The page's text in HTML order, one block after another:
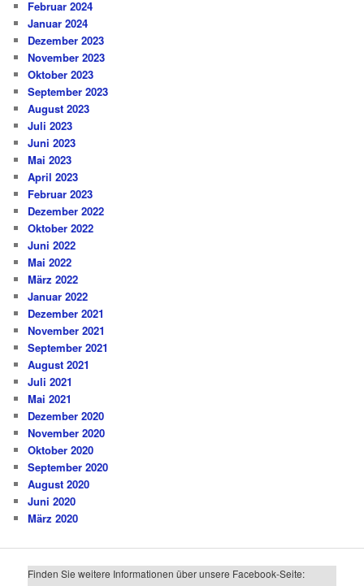
Februar 2024
Januar 2024
Dezember 2023
November 2023
Oktober 2023
September 2023
August 2023
Juli 2023
Juni 2023
Mai 2023
April 2023
Februar 2023
Dezember 2022
Oktober 2022
Juni 2022
Mai 2022
März 2022
Januar 2022
Dezember 2021
November 2021
September 2021
August 2021
Juli 2021
Mai 2021
Dezember 2020
November 2020
Oktober 2020
September 2020
August 2020
Juni 2020
März 2020
Finden Sie weitere Informationen über unsere Facebook-Seite: